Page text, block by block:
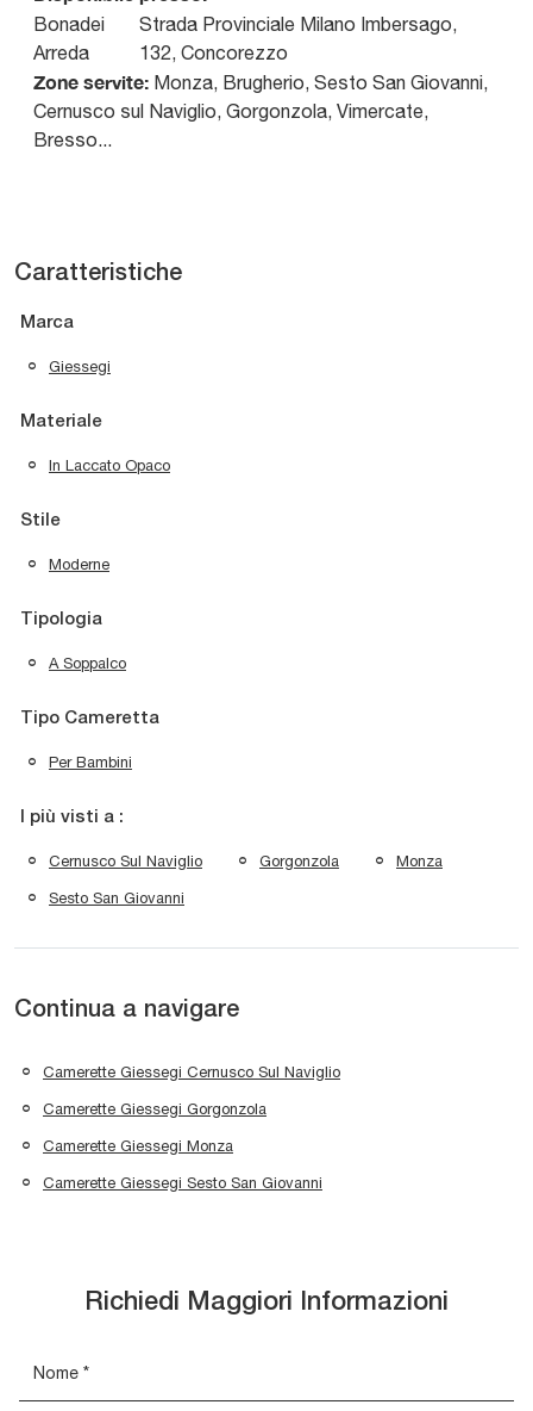
Bonadei
Arreda
Strada Provinciale Milano Imbersago,
132, Concorezzo
Zone servite: Monza, Brugherio, Sesto San Giovanni,
Cernusco sul Naviglio, Gorgonzola, Vimercate,
Bresso...
Caratteristiche
Marca
Giessegi
Materiale
In Laccato Opaco
Stile
Moderne
Tipologia
A Soppalco
Tipo Cameretta
Per Bambini
I più visti a :
Cernusco Sul Naviglio Gorgonzola Monza
Sesto San Giovanni
Continua a navigare
Camerette Giessegi Cernusco Sul Naviglio
Camerette Giessegi Gorgonzola
Camerette Giessegi Monza
Camerette Giessegi Sesto San Giovanni
Richiedi Maggiori Informazioni